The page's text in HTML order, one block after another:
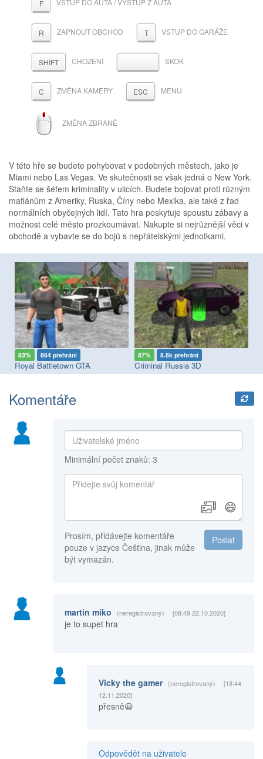
F VSTUP DO AUTA / VÝSTUP Z AUTA
R ZAPNOUT OBCHOD T VSTUP DO GARÁŽE
SHIFT CHOZENÍ MEZERNÍKSKOK
C ZMĚNA KAMERY ESC MENU
ROLOVACÍ
KOLEČKOZMĚNA ZBRANĚ
V této hře se budete pohybovat v podobných městech, jako je
Miami nebo Las Vegas. Ve skutečnosti se však jedná o New York.
Staňte se šéfem kriminality v ulicích. Budete bojovat proti různým
mafiánům z Ameriky, Ruska, Číny nebo Mexika, ale také z řad
normálních obyčejných lidí. Tato hra poskytuje spoustu zábavy a
možnost celé město prozkoumávat. Nakupte si nejrůznější věci v
obchodě a vybavte se do bojů s nepřátelskými jednotkami.
83% 864 přehrání
Royal Battletown GTA
87% 8.8k přehrání
Criminal Russia 3D
Komentáře
Minimální počet znaků: 3
😄
Poslat
Prosím, přidávejte komentáře
pouze v jazyce Čeština, jinak může
být vymazán.
martin miko (neregistrovaný) [08:49 22.10.2020]
je to supet hra
Vicky the gamer (neregistrovaný)
[18:44
12.11.2020]
přesně😀
Odpovědět na uživatele